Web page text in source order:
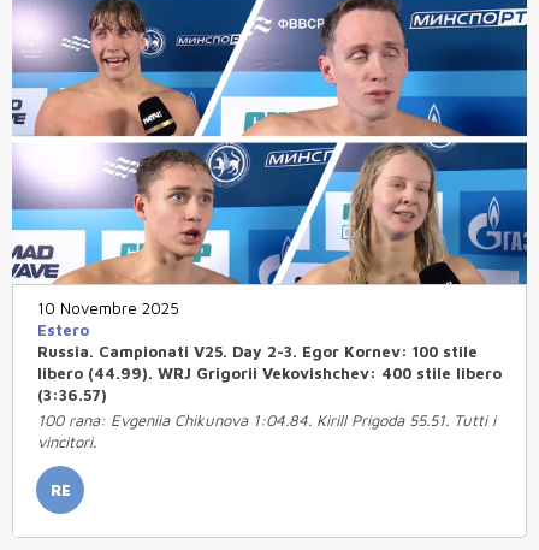
10 Novembre 2025
Estero
Russia. Campionati V25. Day 2-3. Egor Kornev: 100 stile
libero (44.99). WRJ Grigorii Vekovishchev: 400 stile libero
(3:36.57)
100 rana: Evgeniia Chikunova 1:04.84. Kirill Prigoda 55.51. Tutti i
vincitori.
RE